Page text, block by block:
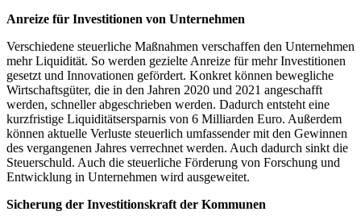
Anreize für Investitionen von Unternehmen
Verschiedene steuerliche Maßnahmen verschaffen den Unternehmen
mehr Liquidität. So werden gezielte Anreize für mehr Investitionen
gesetzt und Innovationen gefördert. Konkret können bewegliche
Wirtschaftsgüter, die in den Jahren 2020 und 2021 angeschafft
werden, schneller abgeschrieben werden. Dadurch entsteht eine
kurzfristige Liquiditätsersparnis von 6 Milliarden Euro. Außerdem
können aktuelle Verluste steuerlich umfassender mit den Gewinnen
des vergangenen Jahres verrechnet werden. Auch dadurch sinkt die
Steuerschuld. Auch die steuerliche Förderung von Forschung und
Entwicklung in Unternehmen wird ausgeweitet.
Sicherung der Investitionskraft der Kommunen